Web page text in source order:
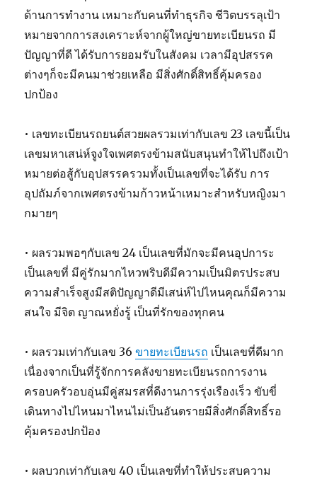
ด้านการทำงาน เหมาะกับคนที่ทำธุรกิจ ชีวิตบรรลุเป้า
หมายจากการสงเคราะห์จากผู้ใหญ่ขายทะเบียนรถ มี
ปัญญาที่ดี ได้รับการยอมรับในสังคม เวลามีอุปสรรค
ต่างๆก็จะมีคนมาช่วยเหลือ มีสิ่งศักดิ์สิทธิ์คุ้มครอง
ปกป้อง
• เลขทะเบียนรถยนต์สวยผลรวมเท่ากับเลข 23 เลขนี้เป็น
เลขมหาเสน่ห์จูงใจเพศตรงข้ามสนับสนุนทำให้ไปถึงเป้า
หมายต่อสู้กับอุปสรรครวมทั้งเป็นเลขที่จะได้รับ การ
อุปถัมภ์จากเพศตรงข้ามก้าวหน้าเหมาะสำหรับหญิงมา
กมายๆ
• ผลรวมพอๆกับเลข 24 เป็นเลขที่มักจะมีคนอุปการะ
เป็นเลขที่ มีคู่รักมากไหวพริบดีมีความเป็นมิตรประสบ
ความสำเร็จสูงมีสติปัญญาดีมีเสน่ห์ไปไหนคุณก็มีความ
สนใจ มีจิต ญาณหยั่งรู้ เป็นที่รักของทุกคน
• ผลรวมเท่ากับเลข 36ขายทะเบียนรถ เป็นเลขที่ดีมาก
เนื่องจากเป็นที่รู้จักการคลังขายทะเบียนรถการงาน
ครอบครัวอบอุ่นมีคู่สมรสที่ดีงานการรุ่งเรืองเร็ว ขับขี่
เดินทางไปไหนมาไหนไม่เป็นอันตรายมีสิ่งศักดิ์สิทธิ์รอ
คุ้มครองปกป้อง
• ผลบวกเท่ากับเลข 40 เป็นเลขที่ทำให้ประสบความ